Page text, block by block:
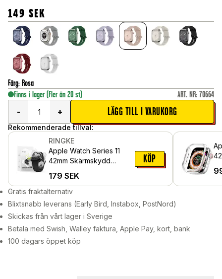
149 SEK
Färg: Rosa
Finns i lager (Fler än 20 st) ART. NR: 70664
-
+ LÄGG TILL I VARUKORG
Rekommenderade tillval:
RINGKE
Apple Watch Series 11
42mm Skärmskydd
Pro (2-pack)
179 SEK
KÖP
Gratis fraktalternativ
Blixtsnabb leverans (Early Bird, Instabox, PostNord)
Skickas från vårt lager i Sverige
Betala med Swish, Walley faktura, Apple Pay, kort, bank
100 dagars öppet köp